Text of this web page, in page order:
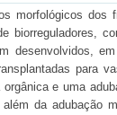
morfológicos dos
biorreguladores,
desenvolvidos,
para
e uma
da adubação